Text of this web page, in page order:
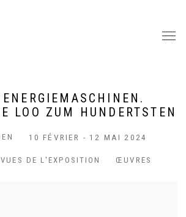
LOO ZUM HUNDERTSTEN
10 FÉVRIER - 12 MAI 2024
VUES DE L'EXPOSITION ŒUVRES